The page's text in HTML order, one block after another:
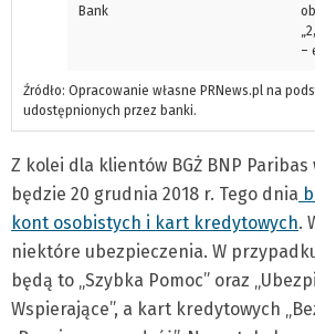
Bank
–
Źródło: Opracowanie własne PRNews.pl na
udostępnionych przez banki.
Z kolei dla klientów BGŻ BNP
będzie 20 grudnia 2018 r. Tego dnia
kont osobistych i kart kredytowych.
niektóre ubezpieczenia. W
będą to „Szybka Pomoc” oraz
Wspierające”, a kart kredytowych